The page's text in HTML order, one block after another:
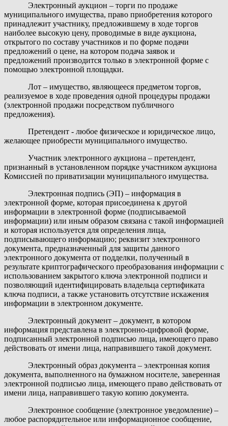
Электронный аукцион – торги по продаже
муниципального имущества, право приобретения которого
принадлежит участнику, предложившему в ходе торгов
наиболее высокую цену, проводимые в виде аукциона,
открытого по составу участников и по форме подачи
предложений о цене, на котором подача заявок и
предложений производится только в электронной форме с
помощью электронной площадки.
Лот– имущество, являющееся предметом торгов,
реализуемое в ходе проведения одной процедуры продажи
(электронной продажи посредством публичного
предложения).
Претендент- любое физическое и юридическое лицо,
желающее приобрести муниципального имущество.
Участник электронного аукциона – претендент,
признанный в установленном порядке участником аукциона
Комиссией по приватизации муниципального имущества.
Электронная подпись (ЭП) – информация в
электронной форме, которая присоединена к другой
информации в электронной форме (подписываемой
информации) или иным образом связана с такой информацией
и которая используется для определения лица,
подписывающего информацию; реквизит электронного
документа, предназначенный для защиты данного
электронного документа от подделки, полученный в
результате криптографического преобразования информации с
использованием закрытого ключа электронной подписи и
позволяющий идентифицировать владельца сертификата
ключа подписи, а также установить отсутствие искажения
информации в электронном документе.
Электронный документ – документ, в котором
информация представлена в электронно-цифровой форме,
подписанный электронной подписью лица, имеющего право
действовать от имени лица, направившего такой документ.
Электронный образ документа – электронная копия
документа, выполненного на бумажном носителе, заверенная
электронной подписью лица, имеющего право действовать от
имени лица, направившего такую копию документа.
Электронное сообщение (электронное уведомление) –
любое распорядительное или информационное сообщение,